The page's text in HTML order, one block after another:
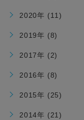
2020年 (11)
2019年 (8)
2017年 (2)
2016年 (8)
2015年 (25)
2014年 (21)